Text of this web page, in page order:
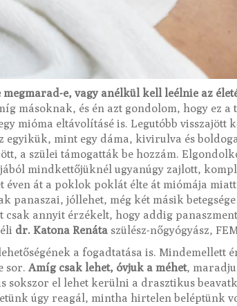
e, vagy anélkül kell leélnie az
másoknak, és én azt gondolom, hogy ez
mióma eltávolításé is. Legutóbb
mint egy dáma, kivirulva és
a szülei támogatták be hozzám.
mindkettőjüknél ugyanúgy zajlott,
éven át a poklok poklát élte át miómája
panaszai, jóllehet, még két másik
annyit érzékelt, hogy addig
dr. Katona Renáta szülész-nőgyógyász,
a fogadtatása is. Mindemellett
sor. Amíg csak lehet, óvjuk a méhet,
sokszor el lehet kerülni a drasztikus
úgy reagál, mintha hirtelen beléptünk